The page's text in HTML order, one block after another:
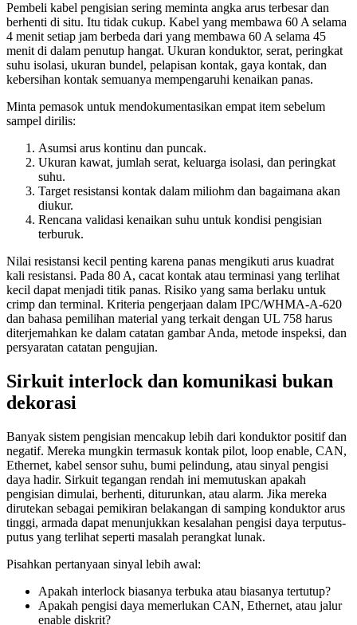
Pembeli kabel pengisian sering meminta angka arus terbesar dan
berhenti di situ. Itu tidak cukup. Kabel yang membawa 60 A selama
4 menit setiap jam berbeda dari yang membawa 60 A selama 45
menit di dalam penutup hangat. Ukuran konduktor, serat, peringkat
suhu isolasi, ukuran bundel, pelapisan kontak, gaya kontak, dan
kebersihan kontak semuanya mempengaruhi kenaikan panas.
Minta pemasok untuk mendokumentasikan empat item sebelum
sampel dirilis:
Asumsi arus kontinu dan puncak.
Ukuran kawat, jumlah serat, keluarga isolasi, dan peringkat
suhu.
Target resistansi kontak dalam miliohm dan bagaimana akan
diukur.
Rencana validasi kenaikan suhu untuk kondisi pengisian
terburuk.
Nilai resistansi kecil penting karena panas mengikuti arus kuadrat
kali resistansi. Pada 80 A, cacat kontak atau terminasi yang terlihat
kecil dapat menjadi titik panas. Risiko yang sama berlaku untuk
crimp dan terminal. Kriteria pengerjaan dalam IPC/WHMA-A-620
dan bahasa pemilihan material yang terkait dengan UL 758 harus
diterjemahkan ke dalam catatan gambar Anda, metode inspeksi, dan
persyaratan catatan pengujian.
Sirkuit interlock dan komunikasi bukan
dekorasi
Banyak sistem pengisian mencakup lebih dari konduktor positif dan
negatif. Mereka mungkin termasuk kontak pilot, loop enable, CAN,
Ethernet, kabel sensor suhu, bumi pelindung, atau sinyal pengisi
daya hadir. Sirkuit tegangan rendah ini memutuskan apakah
pengisian dimulai, berhenti, diturunkan, atau alarm. Jika mereka
dirutekan sebagai pemikiran belakangan di samping konduktor arus
tinggi, armada dapat menunjukkan kesalahan pengisi daya terputus-
putus yang terlihat seperti masalah perangkat lunak.
Pisahkan pertanyaan sinyal lebih awal:
Apakah interlock biasanya terbuka atau biasanya tertutup?
Apakah pengisi daya memerlukan CAN, Ethernet, atau jalur
enable diskrit?